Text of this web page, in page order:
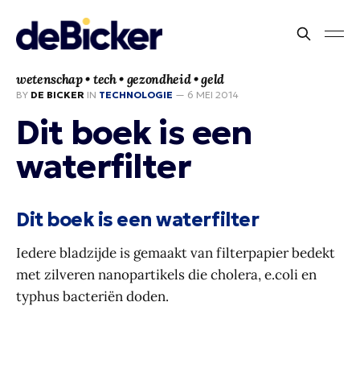
wetenschap • tech • gezondheid • geld
BY DE BICKER IN TECHNOLOGIE — 6 MEI 2014
Dit boek is een
waterfilter
Dit boek is een waterfilter
Iedere bladzijde is gemaakt van filterpapier bedekt
met zilveren nanopartikels die cholera, e.coli en
typhus bacteriën doden.